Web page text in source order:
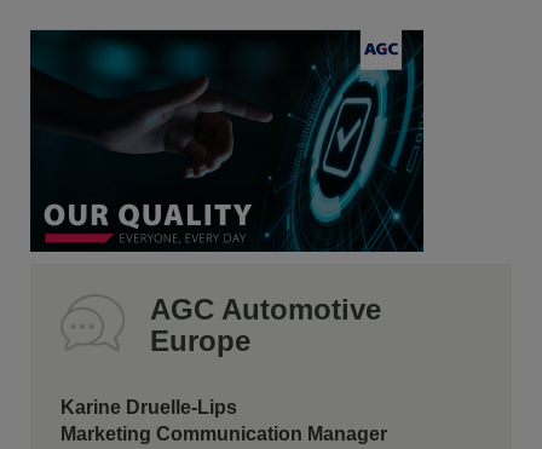
AGC Automotive
Europe
Karine Druelle-Lips
Marketing Communication Manager